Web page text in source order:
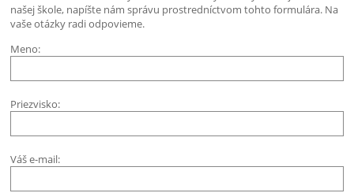
našej škole, napíšte nám správu prostredníctvom tohto formulára. Na
vaše otázky radi odpovieme.
Meno:
Priezvisko:
Váš e-mail: